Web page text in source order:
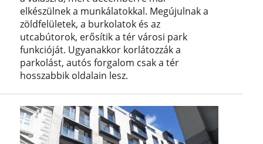
elkészülnek a munkálatokkal. Megújulnak a
zöldfelületek, a burkolatok és az
utcabútorok, erősítik a tér városi park
funkcióját. Ugyanakkor korlátozzák a
parkolást, autós forgalom csak a tér
hosszabbik oldalain lesz.